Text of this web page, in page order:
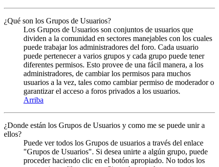
¿Qué son los Grupos de Usuarios?
Los Grupos de Usuarios son conjuntos de usuarios que
dividen a la comunidad en sectores manejables con los cuales
puede trabajar los administradores del foro. Cada usuario
puede pertenecer a varios grupos y cada grupo puede tener
diferentes permisos. Esto provee de una fácil manera, a los
administradores, de cambiar los permisos para muchos
usuarios a la vez, tales como cambiar permiso de moderador o
garantizar el acceso a foros privados a los usuarios.
Arriba
¿Donde están los Grupos de Usuarios y como me se puede unir a
ellos?
Puede ver todos los Grupos de usuarios a través del enlace
"Grupos de Usuarios". Si desea unirte a algún grupo, puede
proceder haciendo clic en el botón apropiado. No todos los